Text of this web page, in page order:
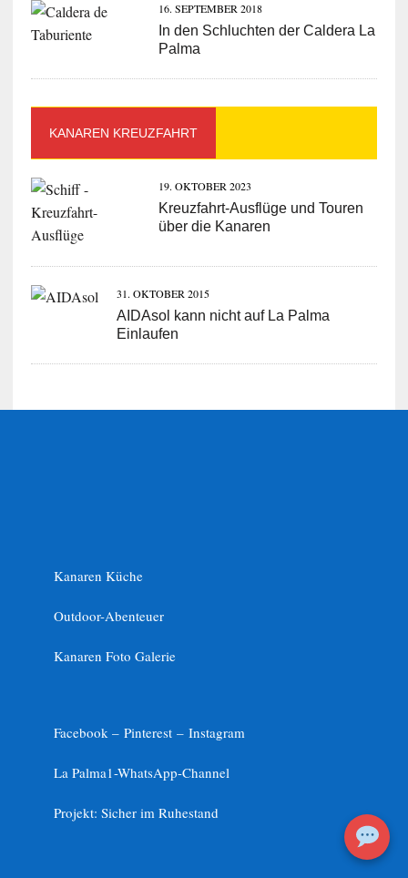
16. SEPTEMBER 2018
In den Schluchten der Caldera La
Palma
KANAREN KREUZFAHRT
19. OKTOBER 2023
Kreuzfahrt-Ausflüge und Touren
über die Kanaren
31. OKTOBER 2015
AIDAsol kann nicht auf La Palma
Einlaufen
Kanaren Küche
Outdoor-Abenteuer
Kanaren Foto Galerie
Facebook – Pinterest – Instagram
La Palma1-WhatsApp-Channel
Projekt: Sicher im Ruhestand